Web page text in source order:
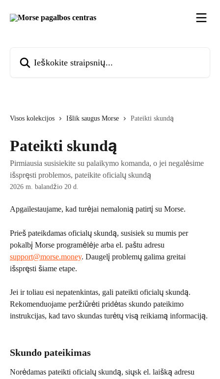
Visos kolekcijos Išlik saugus Morse Pateikti skundą
Pateikti skundą
Pirmiausia susisiekite su palaikymo komanda, o jei negalėsime
išspręsti problemos, pateikite oficialų skundą
2026 m. balandžio 20 d.
Apgailestaujame, kad turėjai nemalonią patirtį su Morse.
Prieš pateikdamas oficialų skundą, susisiek su mumis per
pokalbį Morse programėlėje arba el. paštu adresu
support@morse.money. Daugelį problemų galima greitai
išspręsti šiame etape.
Jei ir toliau esi nepatenkintas, gali pateikti oficialų skundą.
Rekomenduojame peržiūrėti pridėtas skundo pateikimo
instrukcijas, kad tavo skundas turėtų visą reikiamą informaciją.
Skundo pateikimas
Norėdamas pateikti oficialų skundą, siųsk el. laišką adresu